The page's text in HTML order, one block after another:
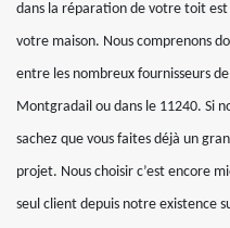
dans la réparation de votre toit
votre maison. Nous comprenons
entre les nombreux fournisseurs
Montgradail ou dans le 11240. Si
sachez que vous faites déjà un
projet. Nous choisir c’est encore
seul client depuis notre existence